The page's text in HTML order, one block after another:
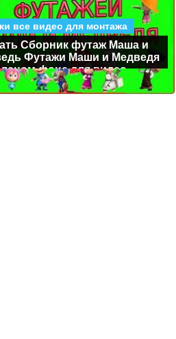
все видео для монтажа
Сборник футаж Маша и
Футажи Маши и Медведя
фоне для видео